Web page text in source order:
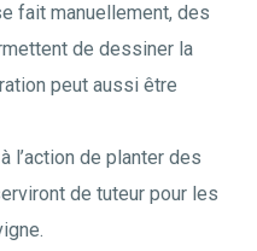
fait manuellement, des
de dessiner la
peut aussi être
l’action de planter des
de tuteur pour les